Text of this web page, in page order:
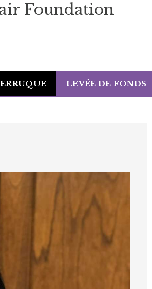
Foundation
LEVÉE DE FONDS